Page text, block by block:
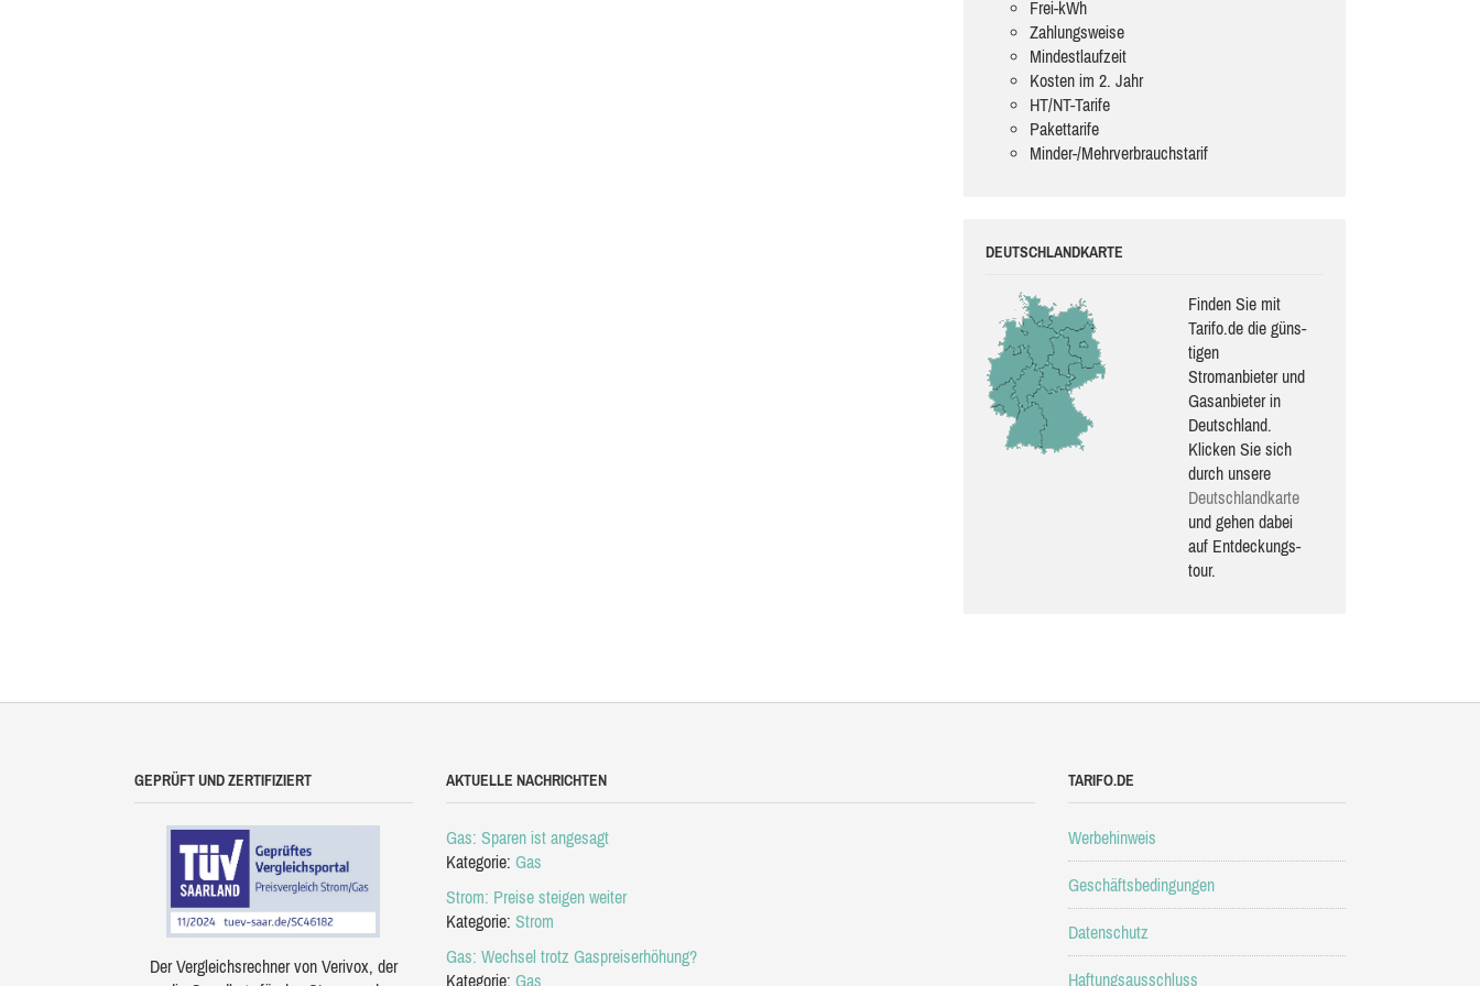
Frei-kWh
Zahlungsweise
Mindestlaufzeit
Kosten im 2. Jahr
HT/NT-Tarife
Pakettarife
Minder-/Mehrverbrauchstarif
DEUTSCHLANDKARTE
Finden Sie mit
Tarifo.de die güns­
ti­gen
Stromanbieter und
Gasanbieter in
Deutschland.
Klicken Sie sich
durch unsere
Deutsch­land­karte
und gehen dabei
auf Ent­de­ckungs­
tour.
GEPRÜFT UND ZERTIFIZIERT
Der Vergleichsrechner von Verivox, der
AKTUELLE NACHRICHTEN
Gas: Sparen ist angesagt
Kategorie: Gas
Strom: Preise steigen weiter
Kategorie: Strom
Gas: Wechsel trotz Gaspreiserhöhung?
Kategorie: Gas
TARIFO.DE
Werbehinweis
Geschäftsbedingungen
Datenschutz
Haftungsausschluss